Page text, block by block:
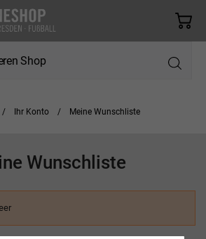
Ihr Konto Meine Wunschliste
Wunschliste